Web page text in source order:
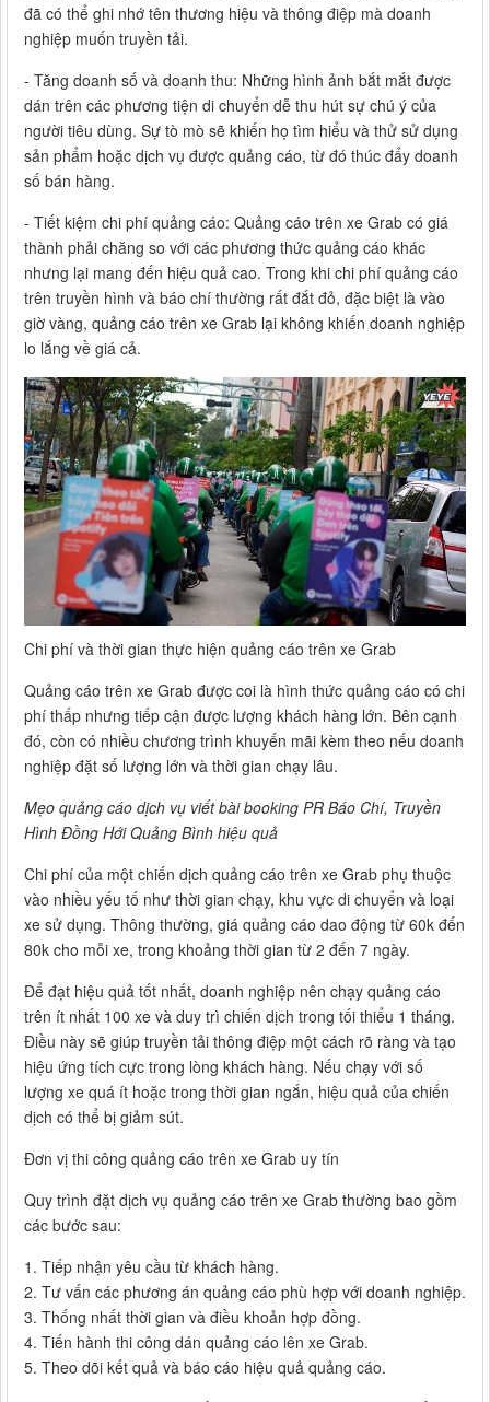
đã có thể ghi nhớ tên thương hiệu và thông điệp mà doanh
nghiệp muốn truyền tải.
- Tăng doanh số và doanh thu: Những hình ảnh bắt mắt được
dán trên các phương tiện di chuyển dễ thu hút sự chú ý của
người tiêu dùng. Sự tò mò sẽ khiến họ tìm hiểu và thử sử dụng
sản phẩm hoặc dịch vụ được quảng cáo, từ đó thúc đẩy doanh
số bán hàng.
- Tiết kiệm chi phí quảng cáo: Quảng cáo trên xe Grab có giá
thành phải chăng so với các phương thức quảng cáo khác
nhưng lại mang đến hiệu quả cao. Trong khi chi phí quảng cáo
trên truyền hình và báo chí thường rất đắt đỏ, đặc biệt là vào
giờ vàng, quảng cáo trên xe Grab lại không khiến doanh nghiệp
lo lắng về giá cả.
Chi phí và thời gian thực hiện quảng cáo trên xe Grab
Quảng cáo trên xe Grab được coi là hình thức quảng cáo có chi
phí thấp nhưng tiếp cận được lượng khách hàng lớn. Bên cạnh
đó, còn có nhiều chương trình khuyến mãi kèm theo nếu doanh
nghiệp đặt số lượng lớn và thời gian chạy lâu.
Mẹo quảng cáo dịch vụ viết bài booking PR Báo Chí, Truyền
Hình Đồng Hới Quảng Bình hiệu quả
Chi phí của một chiến dịch quảng cáo trên xe Grab phụ thuộc
vào nhiều yếu tố như thời gian chạy, khu vực di chuyển và loại
xe sử dụng. Thông thường, giá quảng cáo dao động từ 60k đến
80k cho mỗi xe, trong khoảng thời gian từ 2 đến 7 ngày.
Để đạt hiệu quả tốt nhất, doanh nghiệp nên chạy quảng cáo
trên ít nhất 100 xe và duy trì chiến dịch trong tối thiểu 1 tháng.
Điều này sẽ giúp truyền tải thông điệp một cách rõ ràng và tạo
hiệu ứng tích cực trong lòng khách hàng. Nếu chạy với số
lượng xe quá ít hoặc trong thời gian ngắn, hiệu quả của chiến
dịch có thể bị giảm sút.
Đơn vị thi công quảng cáo trên xe Grab uy tín
Quy trình đặt dịch vụ quảng cáo trên xe Grab thường bao gồm
các bước sau:
1. Tiếp nhận yêu cầu từ khách hàng.
2. Tư vấn các phương án quảng cáo phù hợp với doanh nghiệp.
3. Thống nhất thời gian và điều khoản hợp đồng.
4. Tiến hành thi công dán quảng cáo lên xe Grab.
5. Theo dõi kết quả và báo cáo hiệu quả quảng cáo.